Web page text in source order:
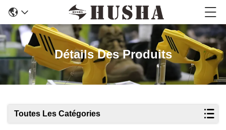
Détails Des Produits
Toutes Les Catégories